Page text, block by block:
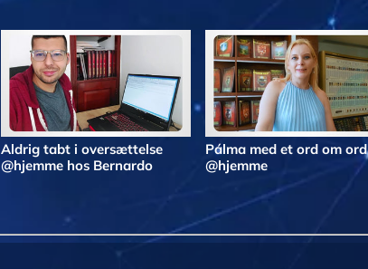
Aldrig tabt i oversættelse
@hjemme hos Bernardo
Pálma med et ord om ord
@hjemme